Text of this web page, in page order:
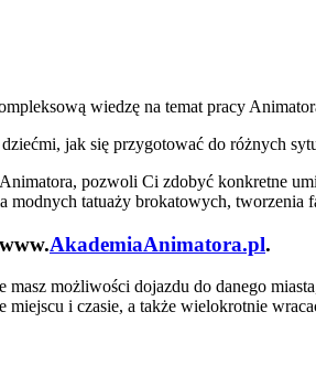
wiedzę na temat pracy
jak się przygotować do różnych
pozwoli Ci zdobyć konkretne
tatuaży brokatowych, tworzenia
AkademiaAnimatora.pl.
możliwości dojazdu do danego
miejscu i czasie, a także wielokrotnie